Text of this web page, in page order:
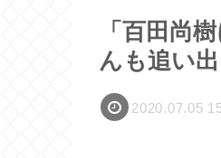
「百田尚
んも追い
2020.07.05